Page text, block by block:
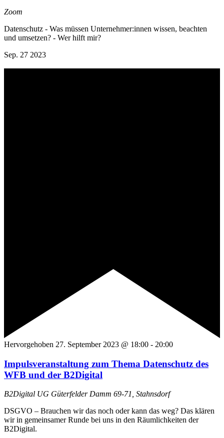
Zoom
Datenschutz - Was müssen Unternehmer:innen wissen, beachten
und umsetzen? - Wer hilft mir?
Sep. 27 2023
Hervorgehoben 27. September 2023 @ 18:00 - 20:00
Impulsveranstaltung zum Thema Datenschutz des
WFB und der B2Digital
B2Digital UG Güterfelder Damm 69-71, Stahnsdorf
DSGVO – Brauchen wir das noch oder kann das weg? Das klären
wir in gemeinsamer Runde bei uns in den Räumlichkeiten der
B2Digital.